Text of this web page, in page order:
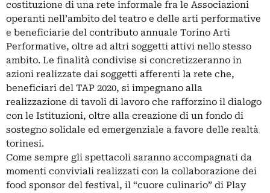
costituzione di una rete informale fra le Associazioni
operanti nell’ambito del teatro e delle arti performative
e beneficiarie del contributo annuale Torino Arti
Performative, oltre ad altri soggetti attivi nello stesso
ambito. Le finalità condivise si concretizzeranno in
azioni realizzate dai soggetti afferenti la rete che,
beneficiari del TAP 2020, si impegnano alla
realizzazione di tavoli di lavoro che rafforzino il dialogo
con le Istituzioni, oltre alla creazione di un fondo di
sostegno solidale ed emergenziale a favore delle realtà
torinesi.
Come sempre gli spettacoli saranno accompagnati da
momenti conviviali realizzati con la collaborazione dei
food sponsor del festival, il “cuore culinario” di Play